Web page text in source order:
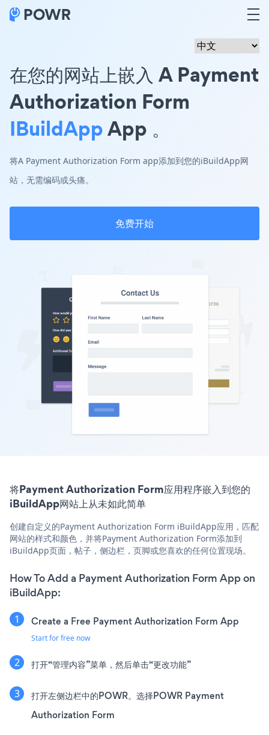
在您的网站上嵌入 A Payment
Authorization Form
IBuildAppApp 。
将A Payment Authorization Form app添加到您的iBuildApp网
站，无需编码或头痛。
免费开始
将Payment Authorization Form应用程序嵌入到您的
iBuildApp网站上从未如此简单
创建自定义的Payment Authorization Form iBuildApp应用，匹配
网站的样式和颜色，并将Payment Authorization Form添加到
iBuildApp页面，帖子，侧边栏，页脚或您喜欢的任何位置现场。
How To Add a Payment Authorization Form App on
iBuildApp:
Create a Free Payment Authorization Form App
Start for free now
打开“管理内容”菜单，然后单击“更改功能”
打开左侧边栏中的POWR。选择POWR Payment
Authorization Form